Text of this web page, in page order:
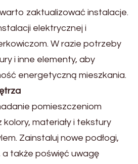
zaktualizować instalacje.
elektrycznej i
W razie potrzeby
i inne elementy, aby
energetyczną mieszkania.
pomieszczeniom
materiały i tekstury
Zainstaluj nowe podłogi,
a także poświęć uwagę